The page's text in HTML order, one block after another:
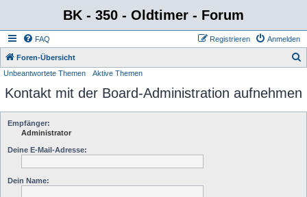
BK - 350 - Oldtimer - Forum
FAQ Anmelden
Registrieren
Foren-Übersicht
Unbeantwortete Themen Aktive Themen
Kontakt mit der Board-Administration aufnehmen
Empfänger:
Administrator
Deine E-Mail-Adresse:
Dein Name: